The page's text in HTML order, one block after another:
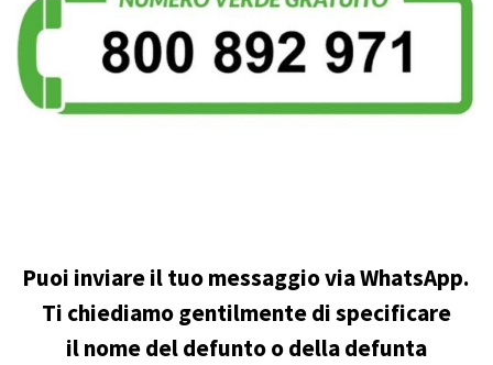
Puoi inviare il tuo messaggio via WhatsApp.
Ti chiediamo gentilmente di specificare
il nome del defunto o della defunta